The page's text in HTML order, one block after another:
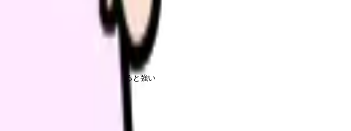
メカニズム
サルタント（IBCLC）の知識があると強い